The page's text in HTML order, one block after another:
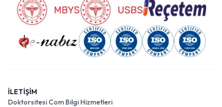
İLETİŞİM
Doktorsitesi Com Bilgi Hizmetleri